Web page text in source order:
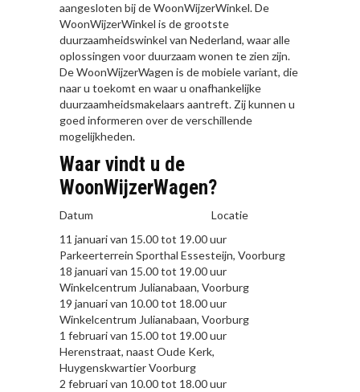
aangesloten bij de WoonWijzerWinkel. De
WoonWijzerWinkel is de grootste
duurzaamheidswinkel van Nederland, waar alle
oplossingen voor duurzaam wonen te zien zijn.
De WoonWijzerWagen is de mobiele variant, die
naar u toekomt en waar u onafhankelijke
duurzaamheidsmakelaars aantreft. Zij kunnen u
goed informeren over de verschillende
mogelijkheden.
Waar vindt u de
WoonWijzerWagen?
Datum Locatie
11 januari van 15.00 tot 19.00 uur
Parkeerterrein Sporthal Essesteijn, Voorburg
18 januari van 15.00 tot 19.00 uur
Winkelcentrum Julianabaan, Voorburg
19 januari van 10.00 tot 18.00 uur
Winkelcentrum Julianabaan, Voorburg
1 februari van 15.00 tot 19.00 uur
Herenstraat, naast Oude Kerk,
Huygenskwartier Voorburg
2 februari van 10.00 tot 18.00 uur